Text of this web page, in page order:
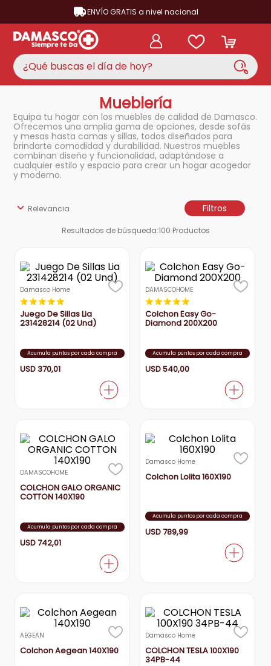
ENVÍO GRATIS a nivel nacional
¿Qué buscas el día de hoy?
Mueblería
Equipa tu hogar con los muebles de calidad de Damasco.
Ofrecemos una amplia gama de opciones, desde sofás
y mesas hasta camas y sillas, todos diseñados para
brindarte comodidad y durabilidad. Nuestros muebles
combinan diseño y funcionalidad, adaptándose a
cualquier estilo y espacio para crear un hogar acogedor
y moderno.
Relevancia Filtros
Resultados de búsqueda:100 Productos
★★★★★
Damasco Home
Juego De Sillas Lia
231428214 (02 Und)
Acumula puntos por cada compra
USD370,01
★★★★★
DAMASCOHOME
Colchon Easy Go-
Diamond 200X200
Acumula puntos por cada compra
USD540,00
DAMASCOHOME
COLCHON GALO ORGANIC
COTTON 140X190
Acumula puntos por cada compra
USD742,01
Damasco Home
Colchon Lolita 160X190
Acumula puntos por cada compra
USD789,99
AEGEAN
Colchon Aegean 140X190
Damasco Home
COLCHON TESLA 100X190
34PB-44
TÉRMINOS MÁS BUSCADOS
1. aire acondicionado
2. nevera
3. lavadora
5. ventilador
neveras
8 licuadora
9. aire-acondicionado
10. tv